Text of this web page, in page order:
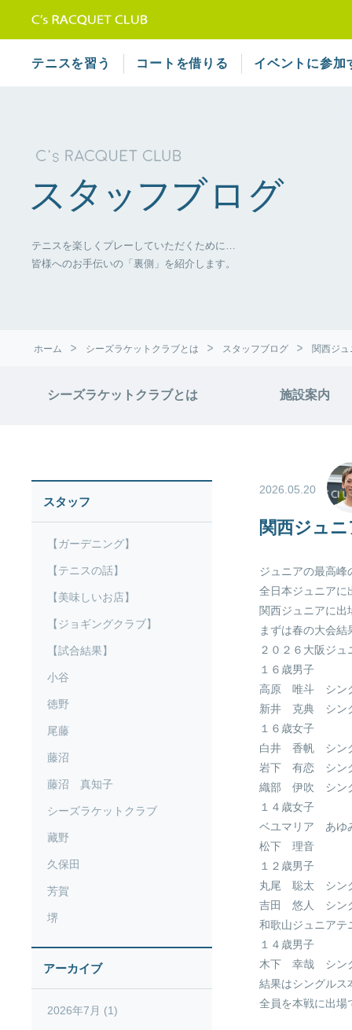
テニスを習う コートを借りる イベントに参加
テニスを楽しくプレーしていただくために…
皆様へのお手伝いの「裏側」を紹介します。
ホーム シーズラケットクラブとは スタッフブログ 関西ジ
シーズラケットクラブとは 施設案内
2026.05.20
関西ジュ
ジュニアの最高峰
全日本ジュニアに
関西ジュニアに出
まずは春の大会結
２０２６大阪ジ
１６歳男子
高原 唯斗 シン
新井 克典 シン
１６歳女子
白井 香帆 シン
岩下 有恋 シン
織部 伊吹 シン
１４歳女子
ベユマリア あ
松下 理音 シ
１２歳男子
丸尾 聡太 シン
吉田 悠人 シン
和歌山ジュニアテ
１４歳男子
木下 幸哉 シン
結果はシングルス
全員を本戦に出場
スタッフ
【ガーデニング】
【テニスの話】
【美味しいお店】
【ジョギングクラブ】
【試合結果】
小谷
徳野
尾藤
藤沼
藤沼 真知子
シーズラケットクラブ
藏野
久保田
芳賀
堺
アーカイブ
2026年7月 (1)